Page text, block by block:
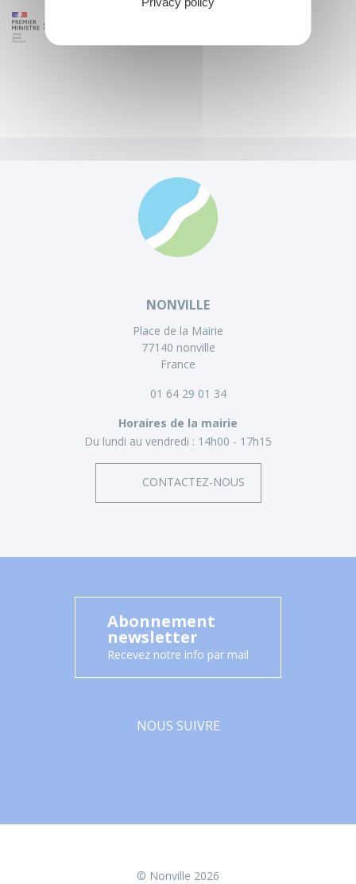
NONVILLE
Place de la Mairie
77140 nonville
France
01 64 29 01 34
Horaires de la mairie
Du lundi au vendredi : 14h00 - 17h15
CONTACTEZ-NOUS
Abonnement
newsletter
Recevez notre info par mail
NOUS SUIVRE
© Nonville 2026